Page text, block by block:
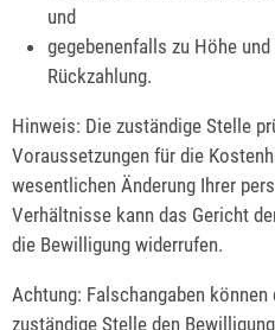
und
gegebenenfalls zu Höhe
Rückzahlung.
Hinweis: Die zuständige Stelle
Voraussetzungen für die
wesentlichen Änderung Ihrer
Verhältnisse kann das Gericht
die Bewilligung widerrufen.
Achtung: Falschangaben
zuständige Stelle den